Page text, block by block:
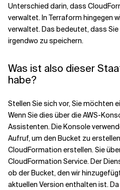
Unterschied darin, dass
verwaltet. In Terraform hingegen
verwaltet. Das bedeutet, dass
irgendwo zu speichern.
Was ist also dieser
habe?
Stellen Sie sich vor, Sie möchten
Wenn Sie dies über die AWS-
Assistenten. Die Konsole
Aufruf, um den Bucket zu
CloudFormation erstellen. Sie
CloudFormation Service. Der
ob der Bucket, den wir
aktuellen Version enthalten ist.